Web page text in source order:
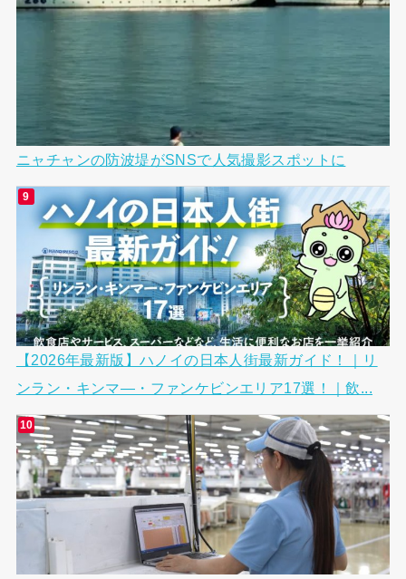
ニャチャンの防波堤がSNSで人気撮影スポットに
【2026年最新版】ハノイの日本人街最新ガイド！｜リ
ンラン・キンマ―・ファンケビンエリア17選！｜飲...